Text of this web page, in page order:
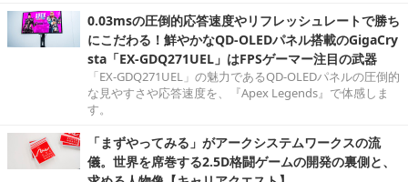
0.03msの圧倒的応答速度やリフレッシュレートで勝ち
にこだわる！鮮やかなQD-OLEDパネル搭載のGigaCry
sta「EX-GDQ271UEL」はFPSゲーマー注目の武器
「EX-GDQ271UEL」の魅力であるQD-OLEDパネルの圧倒的
な見やすさや応答速度を、『Apex Legends』で体感しま
す。
「まずやってみる」がアークシステムワークスの流
儀。世界を席巻する2.5D格闘ゲームの開発の裏側と、